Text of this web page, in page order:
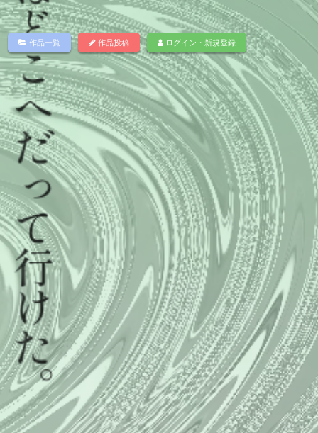
作品一覧 作品投稿 ログイン・新規登録